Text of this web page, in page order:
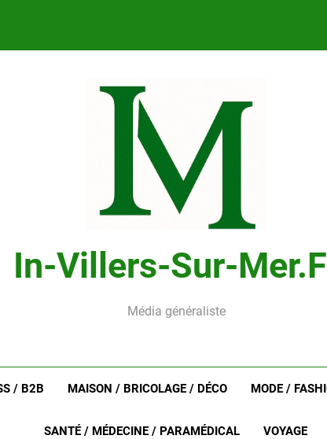
In-Villers-Sur-
Média généraliste
/ B2B MAISON / BRICOLAGE / DÉCO MODE /
SANTÉ / MÉDECINE / PARAMÉDICAL VOYAGE